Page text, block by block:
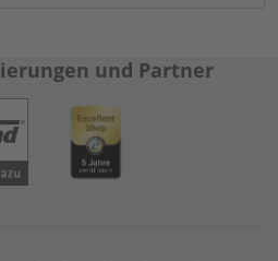
und Partner